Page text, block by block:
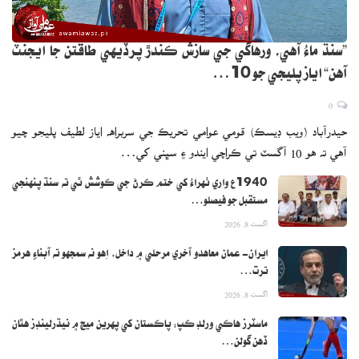
”سنڌ ماءُ آهي، ورهاڱي جي سازش ڪندڙ پرڏيهي طاقتن جا ايجنٽ
آهن“ اياز پليجي جو 10…
حيدرآباد (ويب ڊيسڪ) قومي عوامي تحريڪ جي سربراهه اياز لطيف پليجو چيو
آهي ته هو 10 آگسٽ تي ڪراچي ايندو ۽ سڀني کي…
1940ع واري ٺهراءُ کي ختم ڪرڻ جي ڪوشش ٿي ته سنڌ پنهنجي
مستقبل جو فيصلو…
اگست 8, 2026
ايران- عمان معاهدو آخري مرحلي ۾ داخل، اِهو نه سمجهو ته آبناءِ هرمز
ترت…
اگست 8, 2026
ماسٽرز هاڪي ورلڊ ڪپ: پاڪستان کي پهرين ميچ ۾ نيڌرلينڊز هٿان
ڏهن گولن…